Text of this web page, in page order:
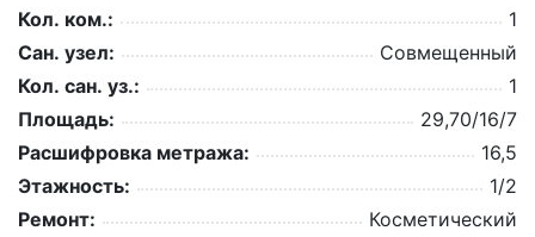
Кол. ком.:
1
Сан. узел:
Совмещенный
Кол. сан. уз.:
1
Площадь:
29,70/16/7
Расшифровка метража:
16,5
Этажность:
1/2
Ремонт:
Косметический